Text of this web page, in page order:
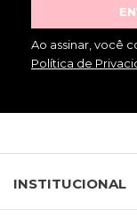
Ao assinar, você
Política de
INSTITUCIONAL